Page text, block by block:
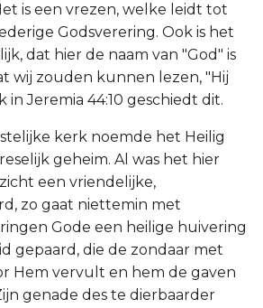
is een vrezen, welke leidt tot
Godsverering. Ook is het
dat hier de naam van "God" is
wij zouden kunnen lezen, "Hij
in Jeremia 44:10 geschiedt dit.
kerk noemde het Heilig
geheim. Al was het hier
een vriendelijke,
zo gaat niettemin met
Gode een heilige huivering
gepaard, die de zondaar met
Hem vervult en hem de gaven
genade des te dierbaarder